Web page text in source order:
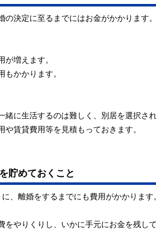
の決定に至るまでにはお金がかかります。
が増えます。
もかかります。
緒に生活するのは難しく、別居を選択さ
や賃貸費用等を見積もっておきます。
貯めておくこと
に、離婚をするまでにも費用がかかります
をやりくりし、いかに手元にお金を残し